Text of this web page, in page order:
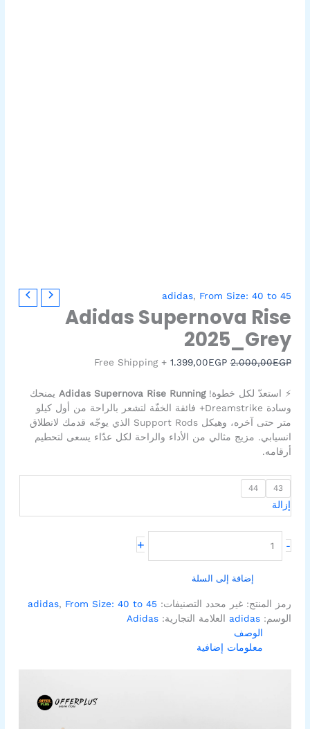
adidas, From Size: 40 to 45
Adidas Supernova Rise
2025_Grey
2.000,00EGP
السعر
هو:
2.000,00EGP.
1.399,00EGP
السعر
الحالي
هو:
+ Free Shipping
⚡ استعدّ لكل خطوة!Adidas Supernova Rise Running يمنحك
وسادة Dreamstrike+ فائقة الخفّة لتشعر بالراحة من أول كيلو
متر حتى آخره، وهيكل Support Rods الذي يوجّه قدمك لانطلاق
انسيابي. مزيج مثالي من الأداء والراحة لكل عدّاء يسعى لتحطيم
أرقامه.
43
44
إزالة
-
كمية
Adidas
Supernova
Rise
2025_Grey
+
إضافة إلى السلة
رمز المنتج:غير محدد التصنيفات: adidas, From Size: 40 to 45
الوسم:adidas العلامة التجارية:Adidas
الوصف
معلومات إضافية